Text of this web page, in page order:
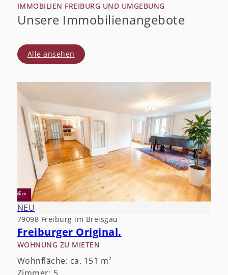
IMMOBILIEN FREIBURG UND UMGEBUNG
Unsere Immobilienangebote
Alle ansehen
NEU
79098 Freiburg im Breisgau
Freiburger Original.
WOHNUNG ZU MIETEN
Wohnfläche: ca. 151 m²